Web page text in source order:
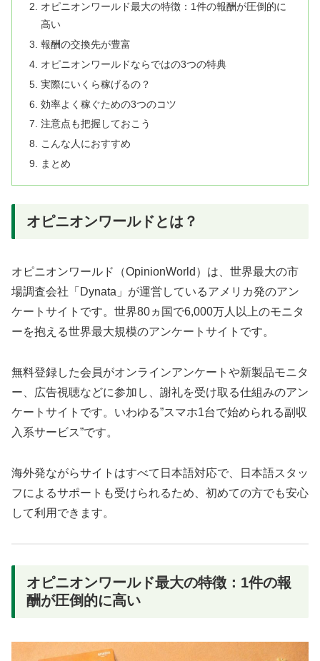
オピニオンワールド最大の特徴：1件の報酬が圧倒的に
高い
報酬の交換先が豊富
オピニオンワールドならではの3つの特典
実際にいくら稼げるの？
効率よく稼ぐための3つのコツ
注意点も把握しておこう
こんな人におすすめ
まとめ
オピニオンワールドとは？
オピニオンワールド（OpinionWorld）は、世界最大の市
場調査会社「Dynata」が運営しているアメリカ発のアン
ケートサイトです。世界80ヵ国で6,000万人以上のモニタ
ーを抱える世界最大規模のアンケートサイトです。
無料登録した会員がオンラインアンケートや新製品モニタ
ー、広告視聴などに参加し、謝礼を受け取る仕組みのアン
ケートサイトです。いわゆる”スマホ1台で始められる副収
入系サービス”です。
海外発ながらサイトはすべて日本語対応で、日本語スタッ
フによるサポートも受けられるため、初めての方でも安心
して利用できます。
オピニオンワールド最大の特徴：1件の報
酬が圧倒的に高い